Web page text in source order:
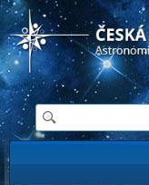
Česká astronomická